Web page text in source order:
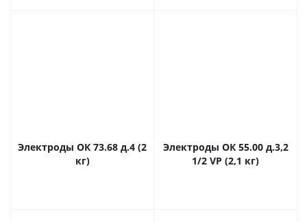
Электроды ОК 73.68 д.4 (2
кг)
Электроды ОК 55.00 д.3,2
1/2 VP (2,1 кг)